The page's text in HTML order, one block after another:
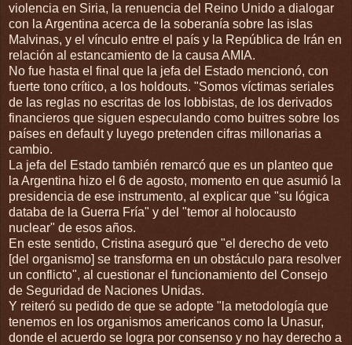
violencia en Siria, la renuencia del Reino Unido a dialogar
con la Argentina acerca de la soberanía sobre las islas
Malvinas, y el vínculo entre el país y la República de Irán en
relación al estancamiento de la causa AMIA.
No fue hasta el final que la jefa del Estado mencionó, con
fuerte tono crítico, a los holdouts. "Somos víctimas seriales
de las reglas no escritas de los lobbistas, de los derivados
financieros que siguen especulando como buitres sobre los
países en default y luyego pretenden cifras millonarias a
cambio.
La jefa del Estado también remarcó que es un planteo que
la Argentina hizo el 6 de agosto, momento en que asumió la
presidencia de ese instrumento, al explicar que "su lógica
databa de la Guerra Fría" y del "temor al holocausto
nuclear" de esos años.
En este sentido, Cristina aseguró que "el derecho de veto
[del organismo] se transforma en un obstáculo para resolver
un conflicto", al cuestionar el funcionamiento del Consejo
de Seguridad de Naciones Unidas.
Y reiteró su pedido de que se adopte "la metodología que
tenemos en los organismos americanos como la Unasur,
donde el acuerdo se logra por consenso y no hay derecho a